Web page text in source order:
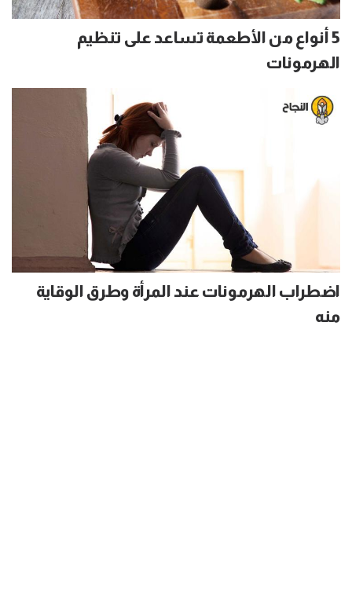
5 أنواع من الأطعمة تساعد على تنظيم
الهرمونات
اضطراب الهرمونات عند المرأة وطرق الوقاية
منه